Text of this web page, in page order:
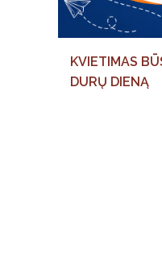
KVIETIMAS
DURŲ DIENĄ